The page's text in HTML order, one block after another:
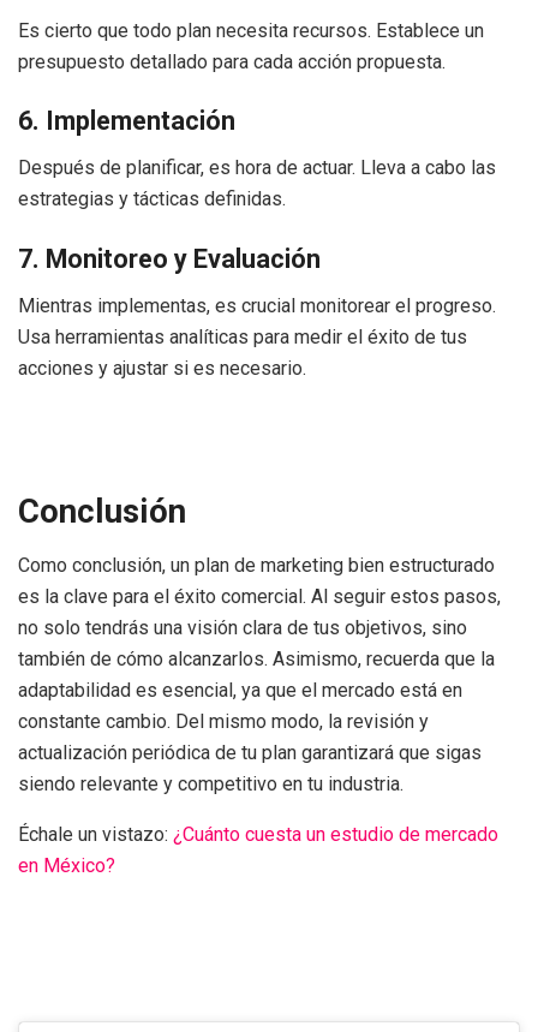
Es cierto que todo plan necesita recursos. Establece un
presupuesto detallado para cada acción propuesta.
6. Implementación
Después de planificar, es hora de actuar. Lleva a cabo las
estrategias y tácticas definidas.
7. Monitoreo y Evaluación
Mientras implementas, es crucial monitorear el progreso.
Usa herramientas analíticas para medir el éxito de tus
acciones y ajustar si es necesario.
Conclusión
Como conclusión, un plan de marketing bien estructurado
es la clave para el éxito comercial. Al seguir estos pasos,
no solo tendrás una visión clara de tus objetivos, sino
también de cómo alcanzarlos. Asimismo, recuerda que la
adaptabilidad es esencial, ya que el mercado está en
constante cambio. Del mismo modo, la revisión y
actualización periódica de tu plan garantizará que sigas
siendo relevante y competitivo en tu industria.
Échale un vistazo: ¿Cuánto cuesta un estudio de mercado
en México?